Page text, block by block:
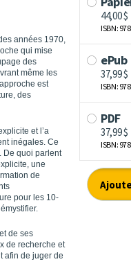
années 1970,
qui mise
des
même les
est
des
et l’a
inégales. Ce
De quoi parlent
une
de
pour les 10-
de ses
de recherche et
afin de juger de